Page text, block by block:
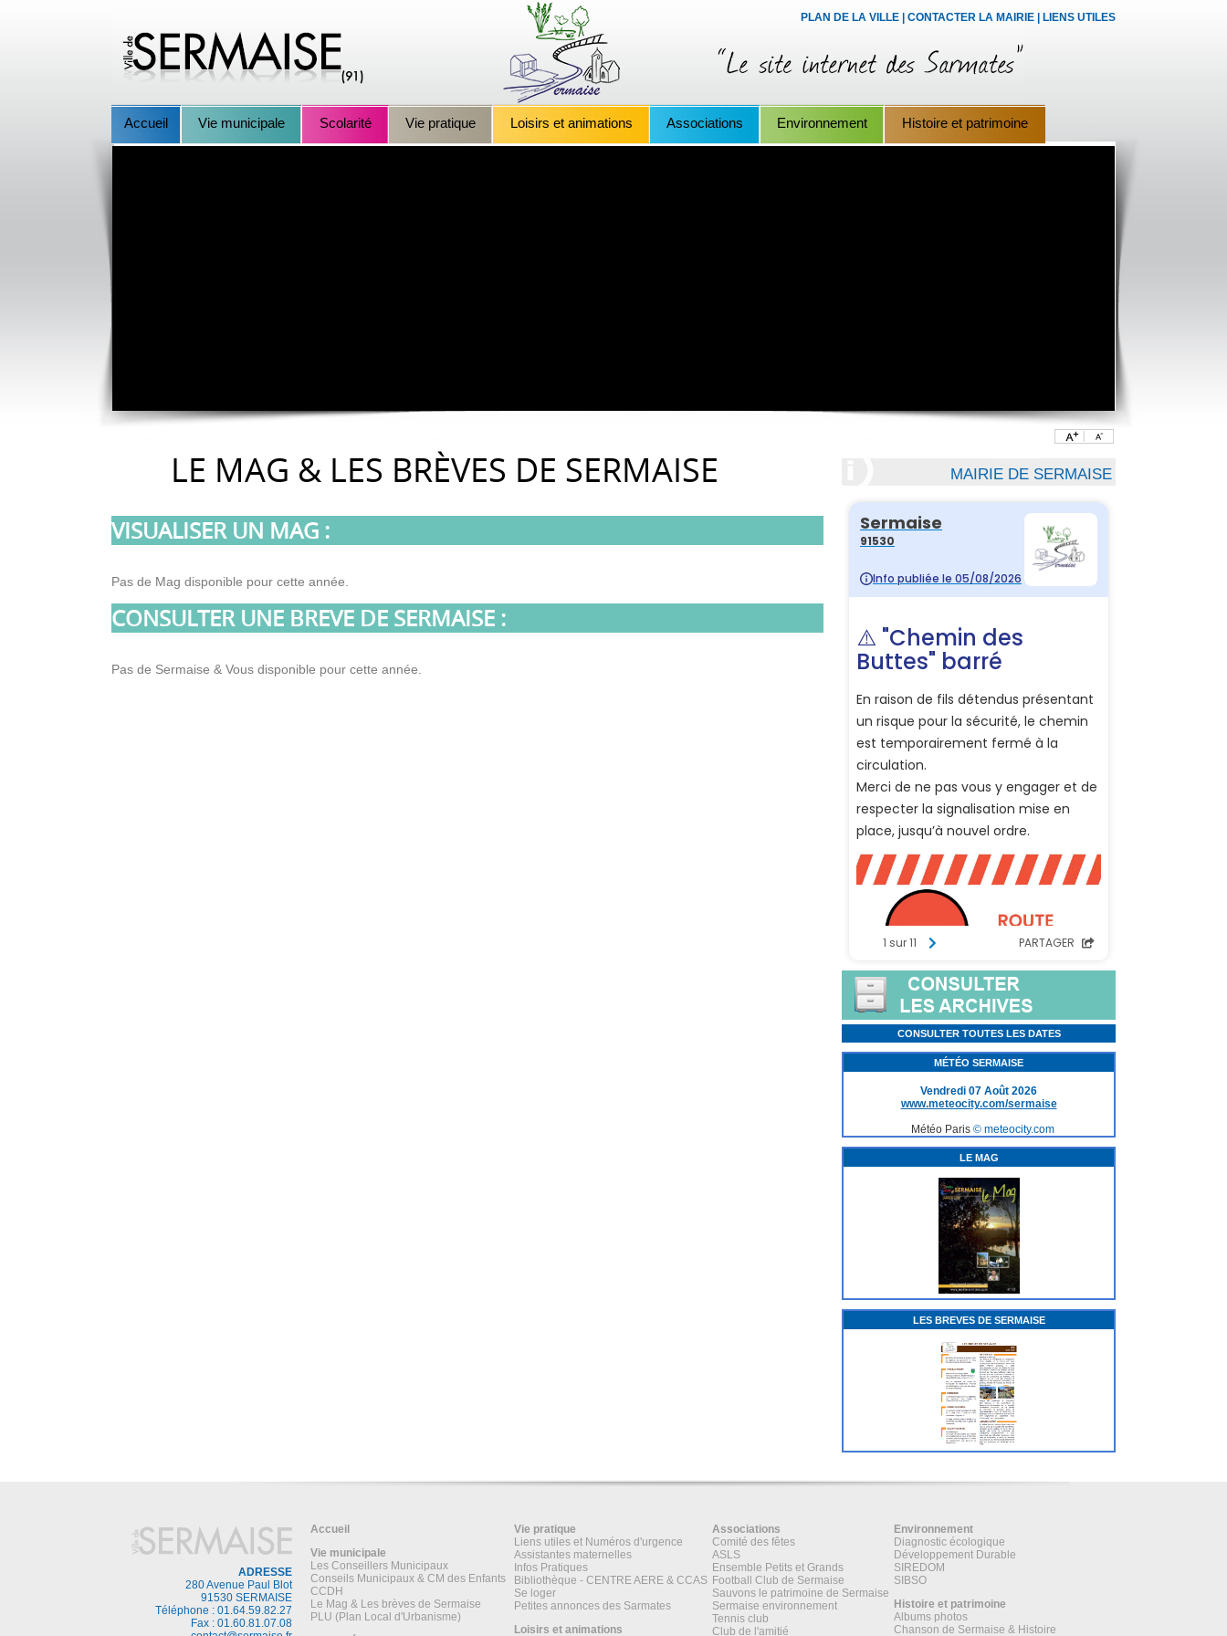
PLAN DE LA VILLE CONTACTER LA MAIRIE LIENS UTILES
Accueil Vie municipale Scolarité Vie pratique Loisirs et animations Associations Environnement Histoire et patrimoine
MAIRIE DE SERMAISE
CONSULTER TOUTES LES DATES
MÉTÉO SERMAISE
Vendredi 07 Août 2026
www.meteocity.com/sermaise
Météo Paris© meteocity.com
LE MAG
LES BREVES DE SERMAISE
LE MAG & LES BRÈVES DE SERMAISE
VISUALISER UN MAG :
Pas de Mag disponible pour cette année.
CONSULTER UNE BREVE DE SERMAISE :
Pas de Sermaise & Vous disponible pour cette année.
ADRESSE
280 Avenue Paul Blot
91530 SERMAISE
Téléphone : 01.64.59.82.27
Fax : 01.60.81.07.08
Accueil
Vie municipale
Les Conseillers Municipaux
Conseils Municipaux & CM des Enfants
CCDH
Le Mag & Les brèves de Sermaise
PLU (Plan Local d'Urbanisme)
Vie pratique
Liens utiles et Numéros d'urgence
Assistantes maternelles
Infos Pratiques
Bibliothèque - CENTRE AERE & CCAS
Se loger
Petites annonces des Sarmates
Loisirs et animations
Associations
Comité des fêtes
ASLS
Ensemble Petits et Grands
Football Club de Sermaise
Sauvons le patrimoine de Sermaise
Sermaise environnement
Tennis club
Club de l'amitié
Environnement
Diagnostic écologique
Développement Durable
SIREDOM
SIBSO
Histoire et patrimoine
Albums photos
Chanson de Sermaise & Histoire